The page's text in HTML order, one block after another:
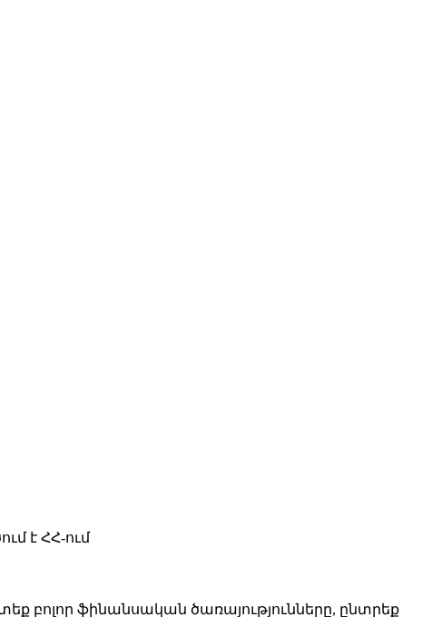
է ՀՀ-ում
բոլոր ֆինանսական ծառայությունները, ընտրեք